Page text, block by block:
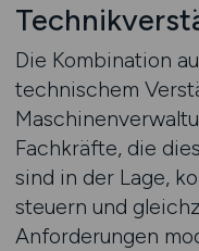
Die Kombination
technischem
Fachkräfte, die
sind in der Lage,
steuern und
Anforderungen